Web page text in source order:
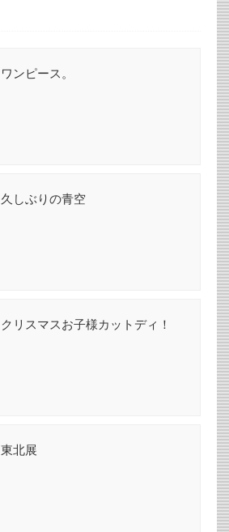
ワンピース。
久しぶりの青空
クリスマスお子様カットディ！
東北展